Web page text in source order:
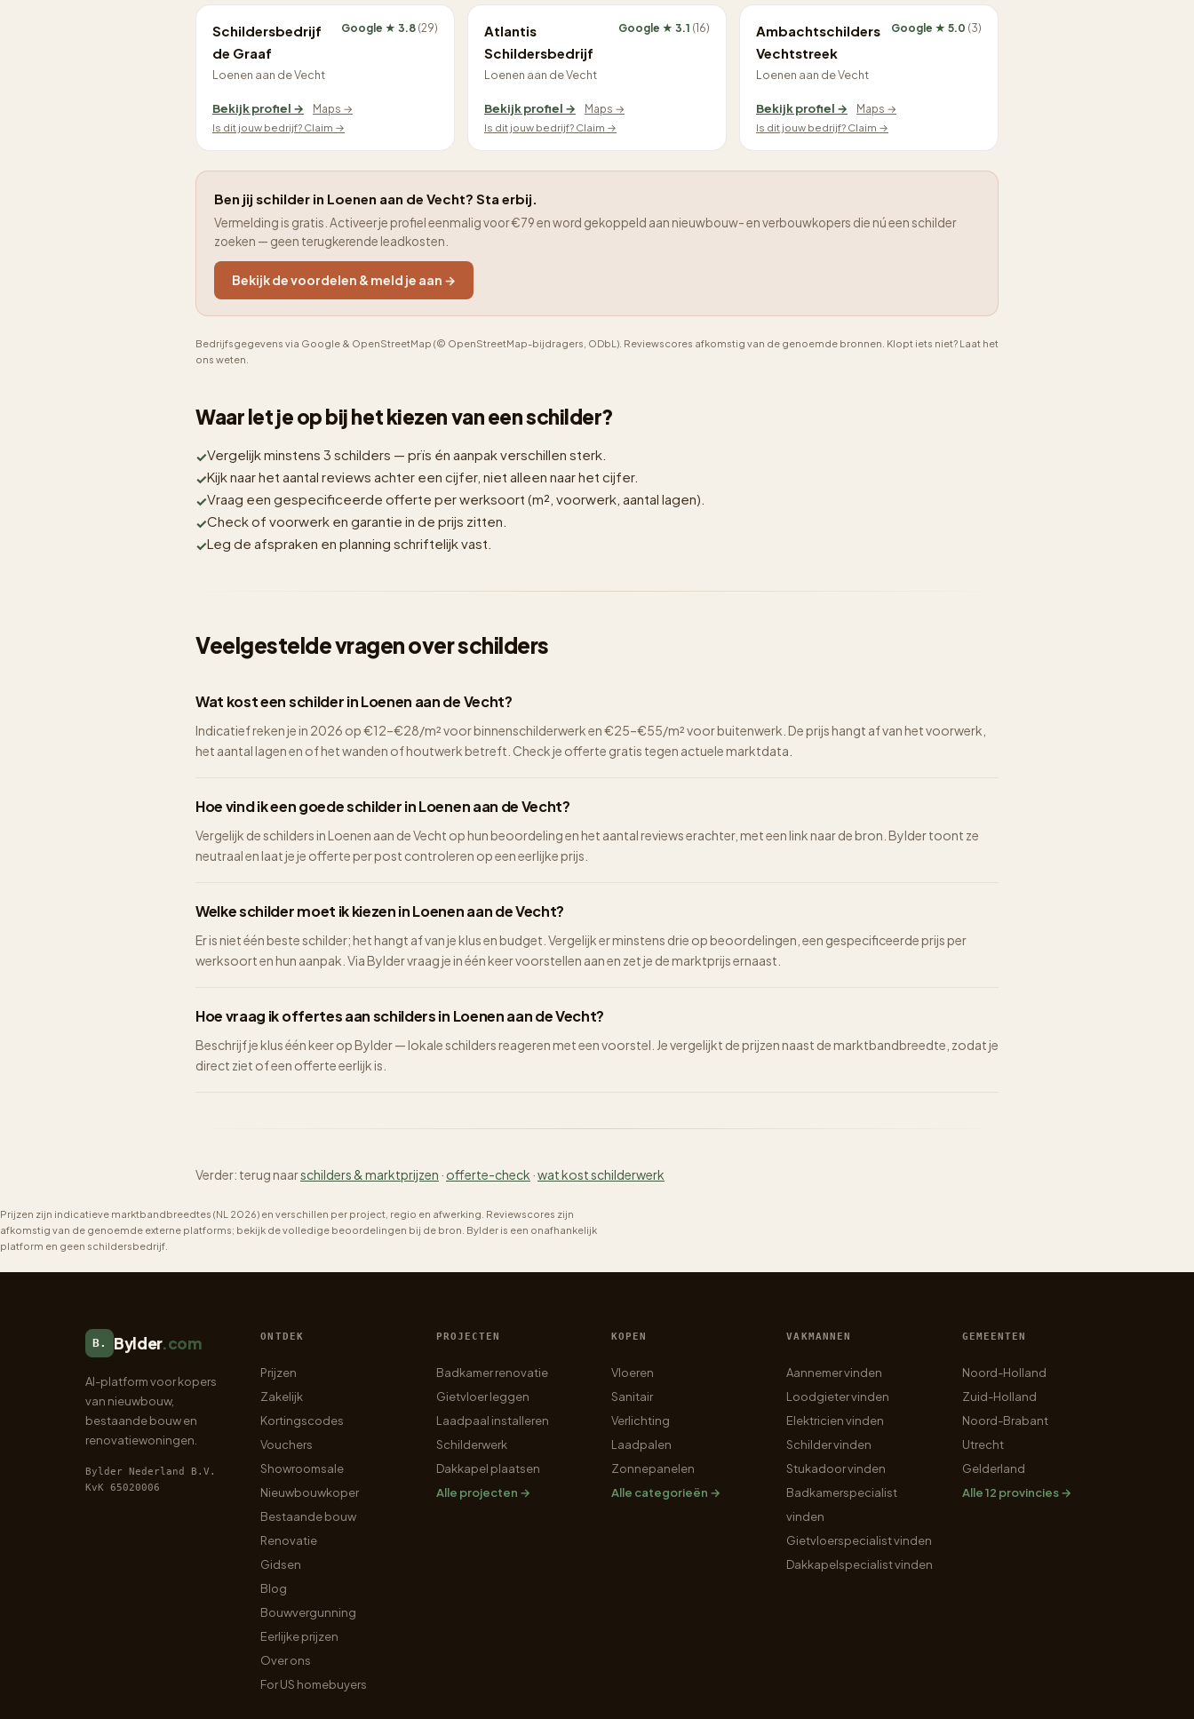
Schildersbedrijf
de Graaf
Loenen aan de Vecht
Google ★ 3.8 (29)
Bekijk profiel →
Maps →
Is dit jouw bedrijf? Claim →
Atlantis
Schildersbedrijf
Loenen aan de Vecht
Google ★ 3.1 (16)
Bekijk profiel →
Maps →
Is dit jouw bedrijf? Claim →
Ambachtschilders
Vechtstreek
Loenen aan de Vecht
Google ★ 5.0 (3)
Bekijk profiel →
Maps →
Is dit jouw bedrijf? Claim →
Ben jij schilder in Loenen aan de Vecht? Sta erbij.
Vermelding is gratis. Activeer je profiel eenmalig voor €79 en word gekoppeld aan nieuwbouw- en verbouwkopers die nú een schilder
zoeken — geen terugkerende leadkosten.
Bekijk de voordelen & meld je aan →
Bedrijfsgegevens via Google & OpenStreetMap (© OpenStreetMap-bijdragers, ODbL). Reviewscores afkomstig van de genoemde bronnen. Klopt iets niet? Laat het
ons weten.
Waar let je op bij het kiezen van een schilder?
Vergelijk minstens 3 schilders — prïs én aanpak verschillen sterk.
Kijk naar het aantal reviews achter een cijfer, niet alleen naar het cijfer.
Vraag een gespecificeerde offerte per werksoort (m², voorwerk, aantal lagen).
Check of voorwerk en garantie in de prijs zitten.
Leg de afspraken en planning schriftelijk vast.
Veelgestelde vragen over schilders
Wat kost een schilder in Loenen aan de Vecht?
Indicatief reken je in 2026 op €12–€28/m² voor binnenschilderwerk en €25–€55/m² voor buitenwerk. De prijs hangt af van het voorwerk,
het aantal lagen en of het wanden of houtwerk betreft. Check je offerte gratis tegen actuele marktdata.
Hoe vind ik een goede schilder in Loenen aan de Vecht?
Vergelijk de schilders in Loenen aan de Vecht op hun beoordeling en het aantal reviews erachter, met een link naar de bron. Bylder toont ze
neutraal en laat je je offerte per post controleren op een eerlijke prijs.
Welke schilder moet ik kiezen in Loenen aan de Vecht?
Er is niet één beste schilder; het hangt af van je klus en budget. Vergelijk er minstens drie op beoordelingen, een gespecificeerde prijs per
werksoort en hun aanpak. Via Bylder vraag je in één keer voorstellen aan en zet je de marktprijs ernaast.
Hoe vraag ik offertes aan schilders in Loenen aan de Vecht?
Beschrijf je klus één keer op Bylder — lokale schilders reageren met een voorstel. Je vergelijkt de prijzen naast de marktbandbreedte, zodat je
direct ziet of een offerte eerlijk is.
Verder: terug naarschilders & marktprijzen · offerte-check ·wat kost schilderwerk
Prijzen zijn indicatieve marktbandbreedtes (NL 2026) en verschillen per project, regio en afwerking. Reviewscores zijn
afkomstig van de genoemde externe platforms; bekijk de volledige beoordelingen bij de bron. Bylder is een onafhankelijk
platform en geen schildersbedrijf.
B. Bylder.com
AI-platform voor kopers
van nieuwbouw,
bestaande bouw en
renovatiewoningen.
Bylder Nederland B.V.
KvK 65020006
ONTDEK
Prijzen
Zakelijk
Kortingscodes
Vouchers
Showroomsale
Nieuwbouwkoper
Bestaande bouw
Renovatie
Gidsen
Blog
Bouwvergunning
Eerlijke prijzen
Over ons
For US homebuyers
PROJECTEN
Badkamer renovatie
Gietvloer leggen
Laadpaal installeren
Schilderwerk
Dakkapel plaatsen
Alle projecten →
KOPEN
Vloeren
Sanitair
Verlichting
Laadpalen
Zonnepanelen
Alle categorieën →
VAKMANNEN
Aannemer vinden
Loodgieter vinden
Elektricien vinden
Schilder vinden
Stukadoor vinden
Badkamerspecialist
vinden
Gietvloerspecialist vinden
Dakkapelspecialist vinden
GEMEENTEN
Noord-Holland
Zuid-Holland
Noord-Brabant
Utrecht
Gelderland
Alle 12 provincies →